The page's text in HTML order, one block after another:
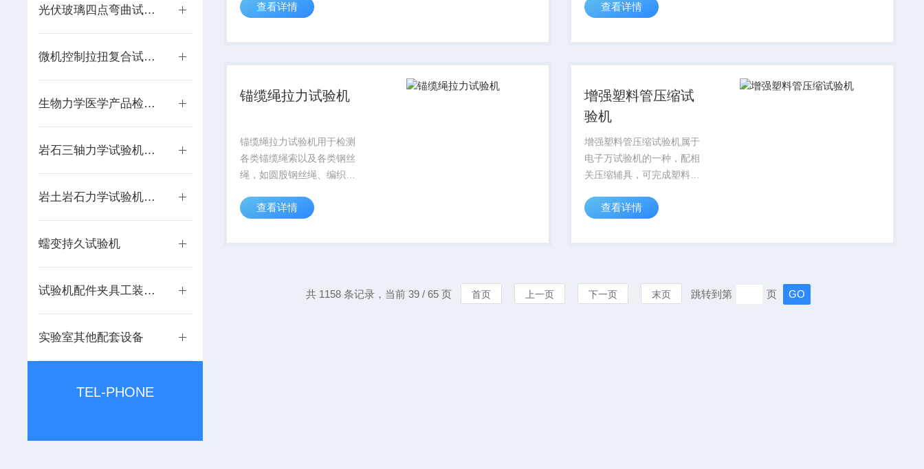
光伏玻璃四点弯曲试验仪器
微机控制拉扭复合试验机
生物力学医学产品检测设备
岩石三轴力学试验机系列
岩土岩石力学试验机系列
蠕变持久试验机
试验机配件夹具工装附件
实验室其他配套设备
TEL-PHONE
件、对接扣件及底座进行抗
拉、抗压的所有力学性能的
查看详情
土、砖瓦及其他300KN范围
查看详情
锚缆绳拉力试验机
锚缆绳拉力试验机用于检测
各类锚缆绳索以及各类钢丝
绳，如圆股钢丝绳、编织钢
丝绳、钢丝拖车绳、包塑钢
丝绳、包胶钢丝绳、电梯钢
查看详情
增强塑料管压缩试
验机
增强塑料管压缩试验机属于
电子万试验机的一种，配相
关压缩辅具，可完成塑料管
性能试验
查看详情
共 1158 条记录，当前 39 / 65 页 首页 上一页 下一页 末页 跳转到第 页